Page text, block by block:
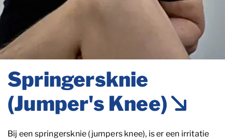
Springersknie
(Jumper's Knee)
Bij een springersknie (jumpers knee), is er een irritatie